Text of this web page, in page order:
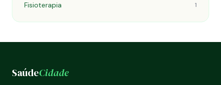
Fisioterapia 1
SaúdeCidade